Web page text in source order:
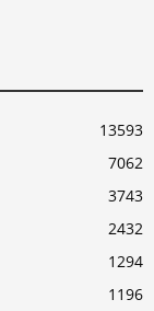
13593
7062
3743
2432
1294
1196